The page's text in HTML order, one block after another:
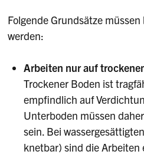
Folgende Grundsätze
werden:
Arbeiten nur auf
Trockener Boden ist
empfindlich auf
Unterboden müssen
sein. Bei
knetbar) sind die Arbeiten